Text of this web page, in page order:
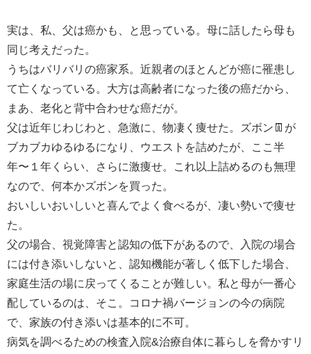
実は、私、父は癌かも、と思っている。母に話したら母も
同じ考えだった。
うちはバリバリの癌家系。近親者のほとんどが癌に罹患し
て亡くなっている。大方は高齢者になった後の癌だから、
まあ、老化と背中合わせな癌だが。
父は近年じわじわと、急激に、物凄く痩せた。ズボン👖が
ブカブカゆるゆるになり、ウエストを詰めたが、ここ半
年〜１年くらい、さらに激痩せ。これ以上詰めるのも無理
なので、何本かズボンを買った。
おいしいおいしいと喜んでよく食べるが、凄い勢いで痩せ
た。
父の場合、視覚障害と認知の低下があるので、入院の場合
には付き添いしないと、認知機能が著しく低下した場合、
家庭生活の場に戻ってくることが難しい。私と母が一番心
配しているのは、そこ。コロナ禍バージョンの今の病院
で、家族の付き添いは基本的に不可。
病気を調べるための検査入院&治療自体に暮らしを脅かすリ